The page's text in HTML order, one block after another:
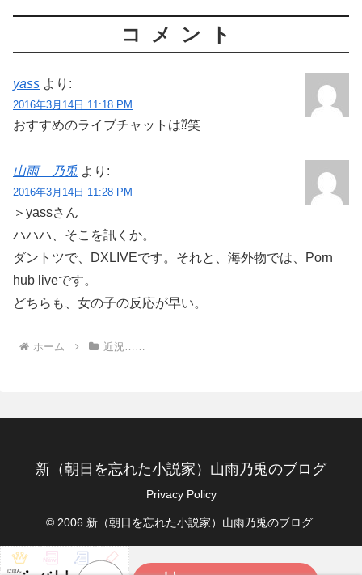
コメント
yass より:
2016年3月14日 11:18 PM
おすすめのライブチャットは⁇笑
山雨 乃兎 より:
2016年3月14日 11:28 PM
＞yassさん
ハハハ、そこを訊くか。
ダントツで、DXLIVEです。それと、海外物では、Porn
hub liveです。
どちらも、女の子の反応が早い。
ホーム 近況……
新（朝日を忘れた小説家）山雨乃兎のブログ
Privacy Policy
© 2006 新（朝日を忘れた小説家）山雨乃兎のブログ.